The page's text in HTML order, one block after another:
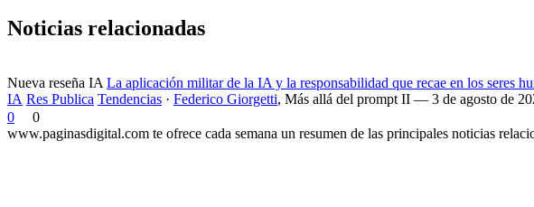
Noticias relacionadas
Nueva reseña IA La aplicación militar de la IA y la responsabilidad que recae en los seres
IA Res Publica Tendencias · Federico Giorgetti, Más allá del prompt II — 3 de agosto de
0
0
www.paginasdigital.com te ofrece cada semana un resumen de las principales noticias